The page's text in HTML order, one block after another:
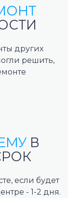
других
решить,
В
если будет
- 1-2 дня.